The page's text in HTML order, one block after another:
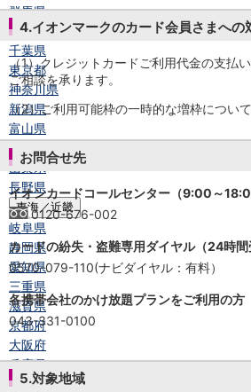
群馬県
埼玉県
千葉県
東京都
神奈川県
新潟県
富山県
石川県
山梨県
長野県
東海／近畿
岐阜県
静岡県
愛知県
三重県
滋賀県
京都府
大阪府
兵庫県
奈良県
4.イオンマークのカード会員さまへの
（1）クレジットカードご利用代金の支払
ご相談を承ります。
（2）ご利用可能枠の一時的な増枠につい
お問合せ先
イオンカードコールセンター（9:00～
0120-676-002
カードの紛失・盗難専用ダイヤル（24時
0570-079-110(ナビダイヤル：有料）
各携帯会社のかけ放題プランをご利用の方
043-331-0100
5.対象地域